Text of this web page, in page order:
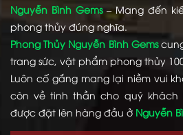
Nguyễn Bình Gems– Mang đến
phong thủy đúng nghĩa.
Phong Thủy Nguyễn Bình Gems
trang sức, vật phẩm phong thủy
Luôn cố gắng mang lại niềm vui
còn về tinh thần cho quý khách
được đặt lên hàng đầu ở Nguyễn